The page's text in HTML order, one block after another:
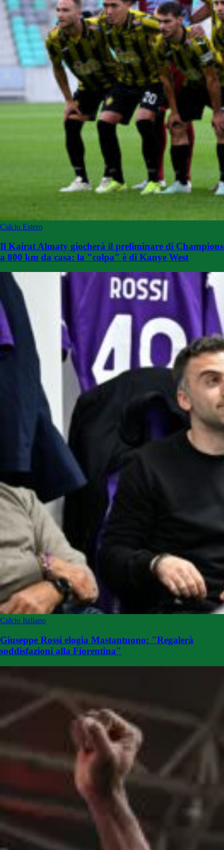
Calcio Estero
Il Kairat Almaty giocherà il preliminare di Champions
a 800 km da casa: la "colpa" è di Kanye West
Calcio Italiano
Giuseppe Rossi elogia Mastantuono: "Regalerà
soddisfazioni alla Fiorentina"